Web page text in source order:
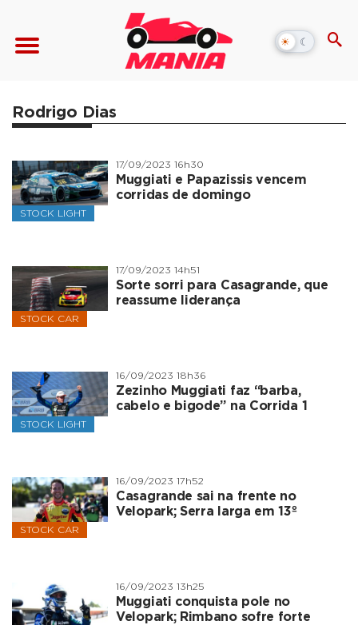
☀ ☾
Alternar
modo
Rodrigo Dias
STOCK LIGHT
17/09/2023 16h30
Muggiati e Papazissis vencem
corridas de domingo
STOCK CAR
17/09/2023 14h51
Sorte sorri para Casagrande, que
reassume liderança
STOCK LIGHT
16/09/2023 18h36
Zezinho Muggiati faz “barba,
cabelo e bigode” na Corrida 1
STOCK CAR
16/09/2023 17h52
Casagrande sai na frente no
Velopark; Serra larga em 13º
16/09/2023 13h25
Muggiati conquista pole no
Velopark; Rimbano sofre forte